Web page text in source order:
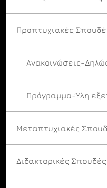
Προπτυχιακές
Ανακοινώσεις-
Πρόγραμμα-Ύλη
Μεταπτυχιακές
Διδακτορικές Σπουδές